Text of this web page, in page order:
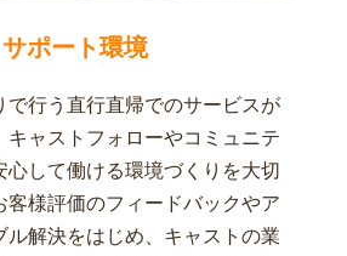
サポート環境
で行う直行直帰でのサービスが
キャストフォローやコミュニテ
心して働ける環境づくりを大切
客様評価のフィードバックやア
ル解決をはじめ、キャストの業